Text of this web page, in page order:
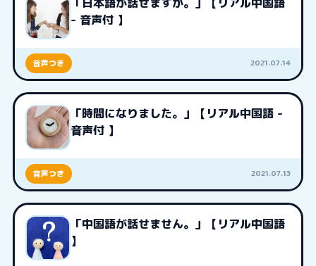
- 音声付 】
音声つき 2021.07.14
「時間になりました。」【リアル中国語 -
音声付 】
音声つき 2021.07.13
「中国語が話せません。」【リアル中国語
】